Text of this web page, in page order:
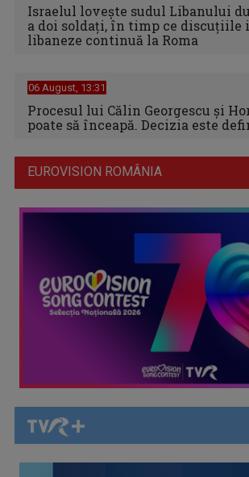
Israelul loveşte sudul Libanului
a doi soldaţi, în timp ce discuţiile
libaneze continuă la Roma
06 August, 13:31
Procesul lui Călin Georgescu și
poate să înceapă. Decizia este
EUROVISION ROMÂNIA